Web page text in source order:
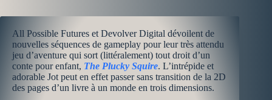
All Possible Futures et Devolver Digital dévoilent de
nouvelles séquences de gameplay pour leur très attendu
jeu d’aventure qui sort (littéralement) tout droit d’un
conte pour enfant, The Plucky Squire. L’intrépide et
adorable Jot peut en effet passer sans transition de la 2D
des pages d’un livre à un monde en trois dimensions.